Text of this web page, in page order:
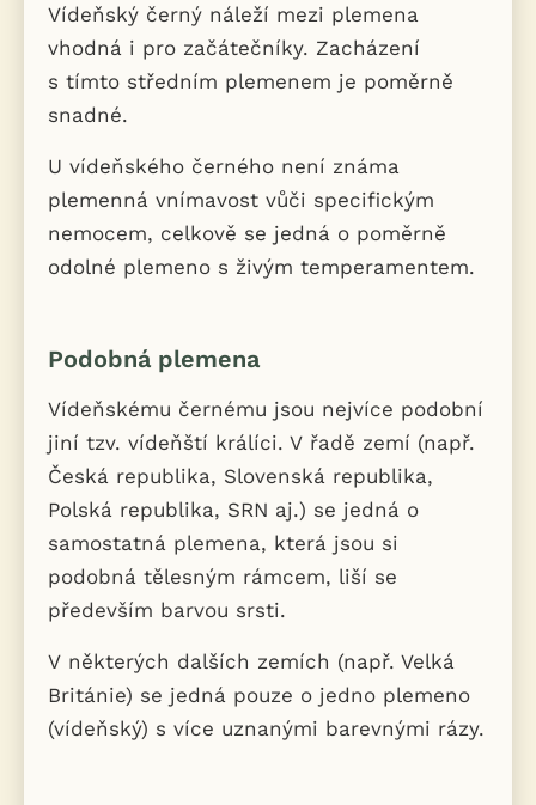
Vídeňský černý náleží mezi plemena
vhodná i pro začátečníky. Zacházení
s tímto středním plemenem je poměrně
snadné.
U vídeňského černého není známa
plemenná vnímavost vůči specifickým
nemocem, celkově se jedná o poměrně
odolné plemeno s živým temperamentem.
Podobná plemena
Vídeňskému černému jsou nejvíce podobní
jiní tzv. vídeňští králíci. V řadě zemí (např.
Česká republika, Slovenská republika,
Polská republika, SRN aj.) se jedná o
samostatná plemena, která jsou si
podobná tělesným rámcem, liší se
především barvou srsti.
V některých dalších zemích (např. Velká
Británie) se jedná pouze o jedno plemeno
(vídeňský) s více uznanými barevnými rázy.